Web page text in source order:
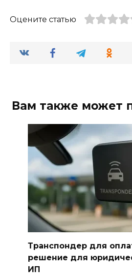
Оцените статью
Вам также может
Транспондер для
решение для
ИП